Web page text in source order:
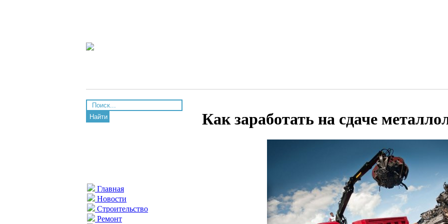
Найти
Главная
Новости
Строительство
Ремонт
Как заработать на сдаче